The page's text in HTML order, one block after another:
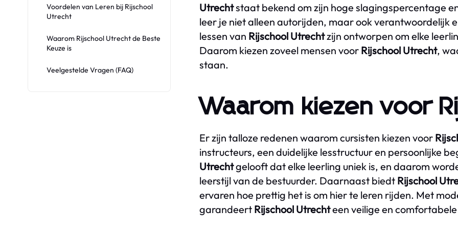
Voordelen van Leren bij Rijschool
Utrecht
Waarom Rijschool Utrecht de Beste
Keuze is
Veelgestelde Vragen (FAQ)
Utrechtstaat bekend om zijn hoge slagingspercentage
leer je niet alleen autorijden, maar ook verantwoordelijk
lessen van Rijschool Utrechtzijn ontworpen om elke
Daarom kiezen zoveel mensen voor Rijschool Utrecht,
staan.
Waarom kiezen voor
Er zijn talloze redenen waarom cursisten kiezen voor
instructeurs, een duidelijke lesstructuur en persoonlijke
Utrechtgelooft dat elke leerling uniek is, en daarom
leerstijl van de bestuurder. Daarnaast biedt Rijschool
ervaren hoe prettig het is om hier te leren rijden. Met
garandeert Rijschool Utrechteen veilige en